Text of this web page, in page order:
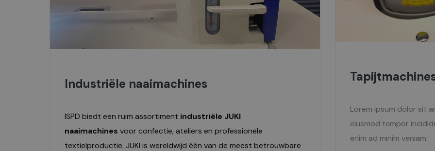
Industriële naaimachines
ISPD biedt een ruim assortiment industriële JUKI
naaimachines voor confectie, ateliers en professionele
textielproductie. JUKI is wereldwijd één van de meest betrouwbare
Lorem ipsum dolor sit
eiusmod tempor
enim ad minim veniam.